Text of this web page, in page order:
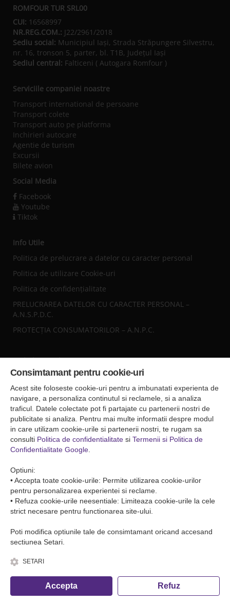
Fa o rezervare telefonica
ROMFOUR TUR SRL00
CUI: 16568997
NR.REG.COM.: J22/2961/2018
Sediu social: Municipiul Iaşi, Strada Străpungere Silvestru,
nr. 16, tronson 5, parter, bl. T1B, Județul Iaşi
Sediul central: Falticeni ( Autogara Romfour )
Serviciile companiei noastre
Transport international de persoane
Transport colete
Transport auto pe platforma
Inchirieri autocare
Agentie de turism
Excursii
Bilete avion
Social Media
Facebook
Youtube
Tiktok
Info Utile
Politica de prelucrare a datelor cu caracter personal
Politica de utilizare Cookie-uri
Politica de confidențialitate
PRELUCRAREA DATELOR CU CARACTER PERSONAL –
A.N.S.P.D.C.
PROTECȚIA CONSUMATORILOR – A.N.P.C.
Sediul central
Falticeni ( Autogara Romfour )
str. Plutonier Ghiniţă nr.8, Fălticeni, judeţul Suceava
0040374557200
Condiții de Transport
Condițiile de transport colete
Condițiile de transport persone
© Copyright 2026 Romfour-Tur S.R.L. J22/2961/2018
Consimtamant pentru cookie-uri
Acest site foloseste cookie-uri pentru a imbunatati experienta de
navigare, a personaliza continutul si reclamele, si a analiza
traficul. Datele colectate pot fi partajate cu partenerii nostri de
publicitate si analiza. Pentru mai multe informatii despre modul
in care utilizam cookie-urile si partenerii nostri, te rugam sa
consulti Politica de confidentialitate si Termenii si Politica de
Confidentialitate Google
Optiuni:
• Accepta toate cookie-urile: Permite utilizarea cookie-urilor
pentru personalizarea experientei si reclame.
• Refuza cookie-urile neesentiale: Limiteaza cookie-urile la cele
strict necesare pentru functionarea site-ului.
Poti modifica optiunile tale de consimtamant oricand accesand
sectiunea Setari.
SETARI
Accepta Refuz